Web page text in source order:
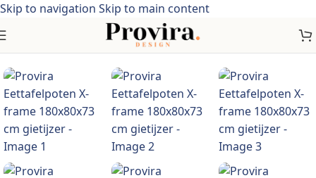
Skip to navigation Skip to main content
Home
Tafels/Tafelaccessoires